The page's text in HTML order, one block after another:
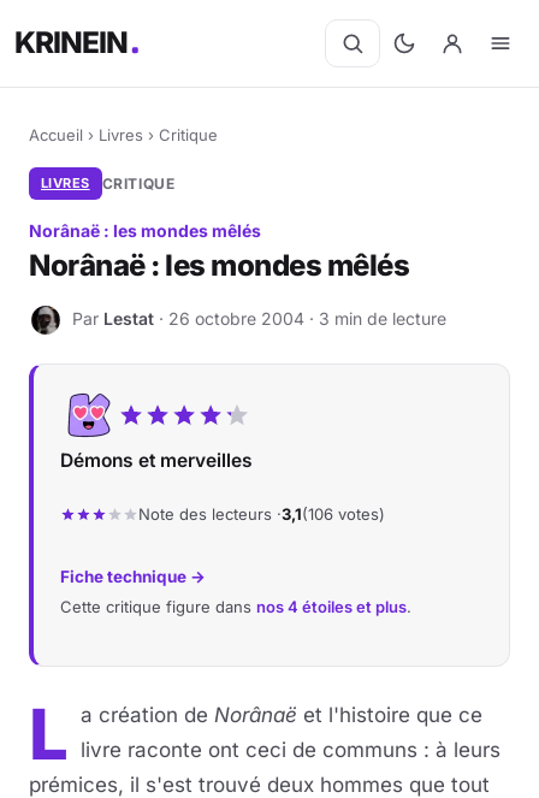
KRINEIN
Accueil › Livres › Critique
LIVRES CRITIQUE
Norânaë : les mondes mêlés
Norânaë : les mondes mêlés
L Par Lestat · 26 octobre 2004 · 3 min de lecture
Démons et merveilles
Note des lecteurs ·3,1(106 votes)
Fiche technique →
Cette critique figure dans nos 4 étoiles et plus.
L a création de Norânaë et l'histoire que ce
livre raconte ont ceci de communs : à leurs
prémices, il s'est trouvé deux hommes que tout